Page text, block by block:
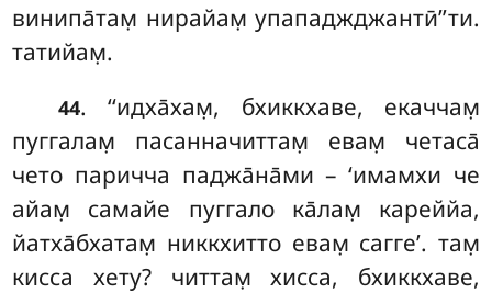
винипа̄там̣ нирайам̣ упападжджантӣ’’ти.
татийам̣.
44. ‘‘идха̄хам̣, бхиккхаве, екаччам̣
пуггалам̣ пасанначиттам̣ евам̣ четаса̄
чето паричча паджа̄на̄ми – ‘имамхи че
айам̣ самайе пуггало ка̄лам̣ кареййа,
йатха̄бхатам̣ никкхитто евам̣ сагге’. там̣
кисса хету? читтам̣ хисса, бхиккхаве,